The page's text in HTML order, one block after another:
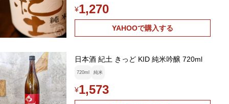
¥1,270
YAHOOで購入する
日本酒 紀土 きっど KID 純米吟醸 720ml
720ml 純米
¥1,573